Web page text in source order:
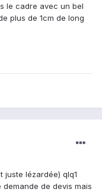
le cadre avec un bel
plus de 1cm de long
juste lézardée) qlq1
de devis mais